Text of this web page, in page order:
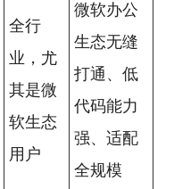
全行
业，尤
其是微
软生态
用户
微软办公
生态无缝
打通、低
代码能力
强、适配
全规模